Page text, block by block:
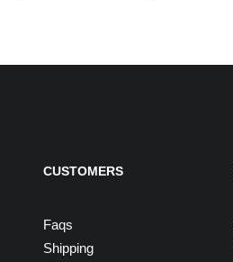
CUSTOMERS
Faqs
Shipping